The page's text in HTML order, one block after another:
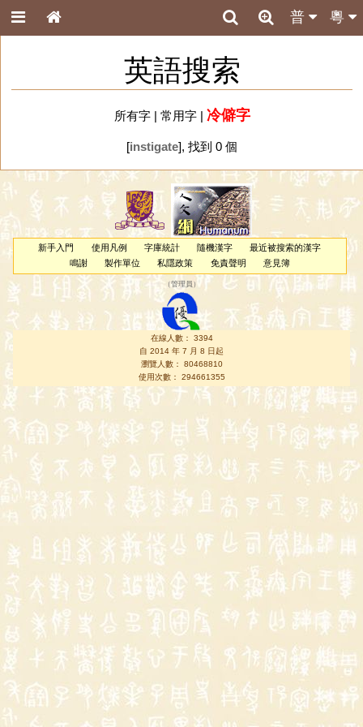
粵
普
英語搜索
所有字| 常用字| 冷僻字
[instigate], 找到 0 個
新手入門 使用凡例 字庫統計 隨機漢字
最近被搜索的漢字
鳴謝
製作單位 私隱政策 免責聲明 意見簿
（管理員 ）
在線人數： 3394
自 2014 年 7 月 8 日起
瀏覽人數： 80468810
使用次數： 294661355